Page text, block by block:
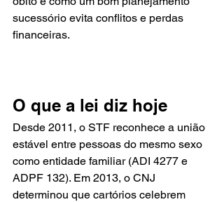
sucessório evita conflitos e perdas
financeiras.
O que a lei diz hoje
Desde 2011, o STF reconhece a união
estável entre pessoas do mesmo sexo
como entidade familiar (ADI 4277 e
ADPF 132). Em 2013, o CNJ
determinou que cartórios celebrem